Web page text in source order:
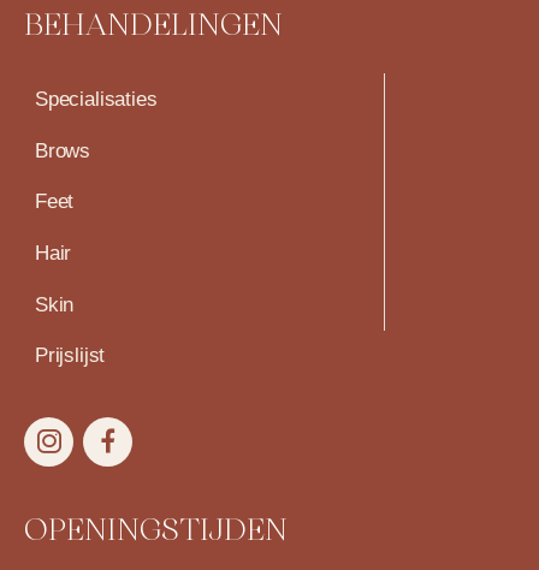
BEHANDELINGEN
Specialisaties
Brows
Feet
Hair
Skin
Prijslijst
OPENINGSTIJDEN